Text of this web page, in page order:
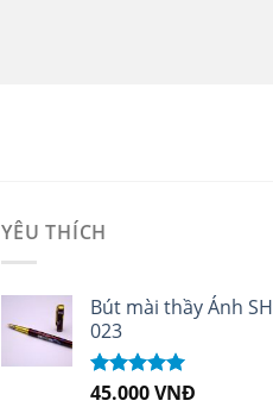
YÊU THÍCH
Bút mài thầy Ánh SH
023
Được xếp
45.000VNĐ